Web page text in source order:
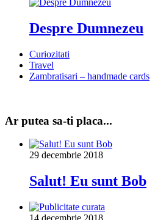
Despre Dumnezeu
Curiozitati
Travel
Zambratisari – handmade cards
Ar putea sa-ti placa...
29 decembrie 2018
Salut! Eu sunt Bob